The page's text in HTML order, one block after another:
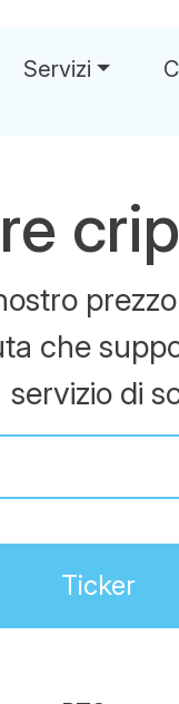
Servizi
che
servizio di
Ticker